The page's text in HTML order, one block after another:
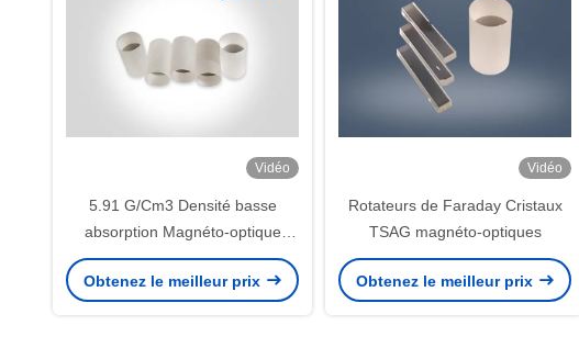
Vidéo
5.91 G/Cm3 Densité basse
absorption Magnéto-optique
Cristaux TSAG
Obtenez le meilleur prix
Vidéo
Rotateurs de Faraday Cristaux
TSAG magnéto-optiques
Obtenez le meilleur prix